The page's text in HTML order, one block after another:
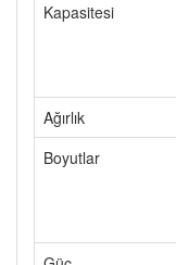
Kapasitesi
Ağırlık
Boyutlar